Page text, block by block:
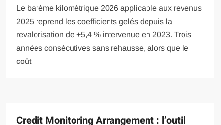
Le barème kilométrique 2026 applicable aux revenus
2025 reprend les coefficients gelés depuis la
revalorisation de +5,4 % intervenue en 2023. Trois
années consécutives sans rehausse, alors que le
coût
Credit Monitoring Arrangement : l’outil